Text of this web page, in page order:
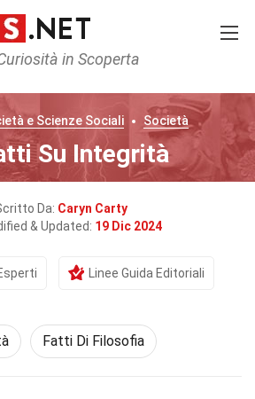
in Scoperta
e Scienze Sociali Società
Su Integrità
Da: Caryn Carty
& Updated: 19 Dic 2024
Linee Guida Editoriali
Fatti Di Filosofia